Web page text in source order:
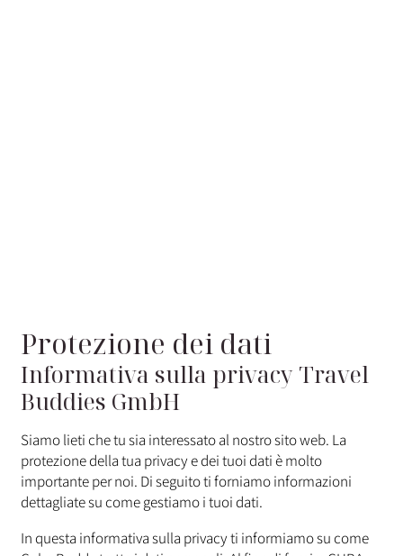
Protezione dei dati
Informativa sulla privacy Travel
Buddies GmbH
Siamo lieti che tu sia interessato al nostro sito web. La
protezione della tua privacy e dei tuoi dati è molto
importante per noi. Di seguito ti forniamo informazioni
dettagliate su come gestiamo i tuoi dati.
In questa informativa sulla privacy ti informiamo su come